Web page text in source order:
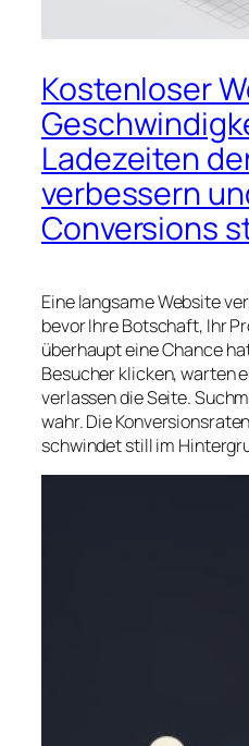
Kostenloser
Ladezeiten
verbessern
Conversions
Eine langsame Website
bevor Ihre Botschaft, Ihr
überhaupt eine Chance
Besucher klicken, warten
verlassen die Seite.
wahr. Die
schwindet still im